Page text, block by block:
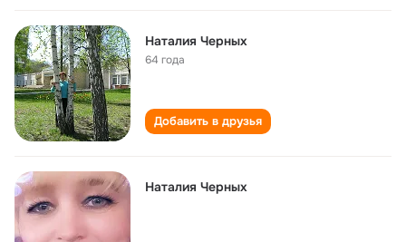
Наталия Черных
64 года
Добавить в друзья
Наталия Черных